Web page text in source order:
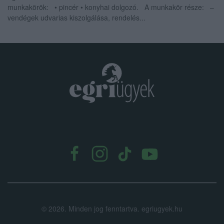
munkakörök: • pincér • konyhai dolgozó. A munkakör része: –
vendégek udvarias kiszolgálása, rendelés...
© 2026. Minden jog fenntartva. egriugyek.hu